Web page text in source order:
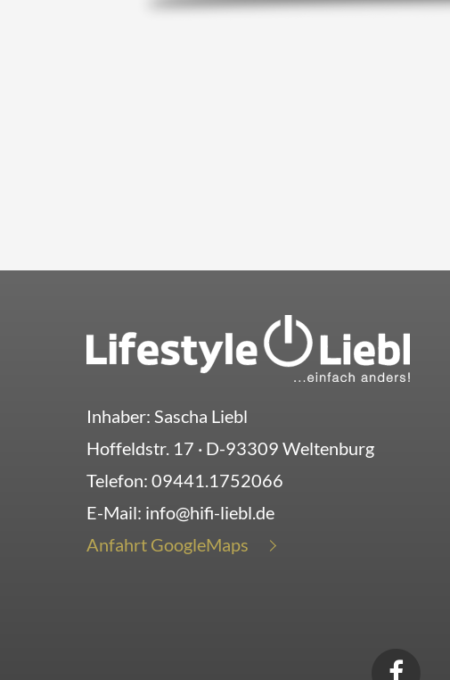
Inhaber: Sascha Liebl
Hoffeldstr. 17 · D-93309 Weltenburg
Telefon: 09441.1752066
E-Mail: info@hifi-liebl.de
Anfahrt GoogleMaps